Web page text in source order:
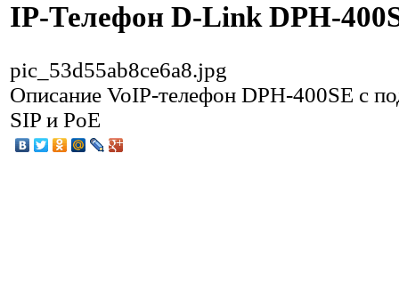
IP-Телефон D-Link DPH-
pic_53d55ab8ce6a8.jpg
Описание VoIP-телефон DPH-400SE с
SIP и PoE